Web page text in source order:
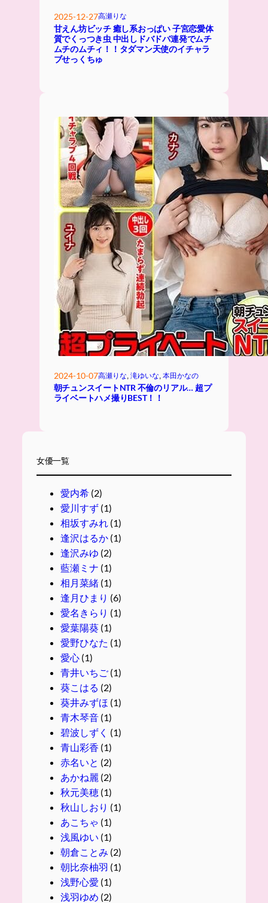
2025-12-27高瀬りな
甘えん坊ビッチ 癒し系おっぱい 子宮恋愛体
質でくっつき虫 中出しドバドバ連発でムチ
ムチのムチィ！！タダマン天使のイチャラ
ブせっくちゅ
2024-10-07高瀬りな 滝ゆいな 本田かなの
朝チュンスイートNTR 不倫のリアル… 超プ
ライベートハメ撮りBEST！！
女優一覧
愛内希(2)
愛川すず(1)
相坂すみれ(1)
逢沢はるか(1)
逢沢みゆ (2)
藍瀬ミナ (1)
相月菜緒(1)
逢月ひまり (6)
愛名きらり (1)
愛葉陽葵(1)
愛野ひなた (1)
愛心(1)
青井いちご(1)
葵こはる (2)
葵井みずほ (1)
青木琴音(1)
碧波しずく (1)
青山彩香 (1)
赤名いと (2)
あかね麗 (2)
秋元美穂(1)
秋山しおり (1)
あこちゃ (1)
浅風ゆい (1)
朝倉ことみ (2)
朝比奈柚羽 (1)
浅野心愛 (1)
浅羽ゆめ (2)